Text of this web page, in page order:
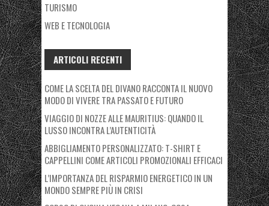
TURISMO
WEB E TECNOLOGIA
ARTICOLI RECENTI
COME LA SCELTA DEL DIVANO RACCONTA IL NUOVO
MODO DI VIVERE TRA PASSATO E FUTURO
VIAGGIO DI NOZZE ALLE MAURITIUS: QUANDO IL
LUSSO INCONTRA L’AUTENTICITÀ
ABBIGLIAMENTO PERSONALIZZATO: T-SHIRT E
CAPPELLINI COME ARTICOLI PROMOZIONALI EFFICACI
L’IMPORTANZA DEL RISPARMIO ENERGETICO IN UN
MONDO SEMPRE PIÙ IN CRISI